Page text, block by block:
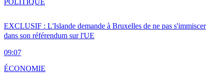
EXCLUSIF : L'Islande demande à Bruxelles de ne pas s'immiscer
dans son référendum sur l'UE
09:07
ÉCONOMIE